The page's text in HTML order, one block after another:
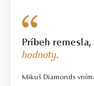
Príbeh
hodnoty.
Mikuš Diamonds